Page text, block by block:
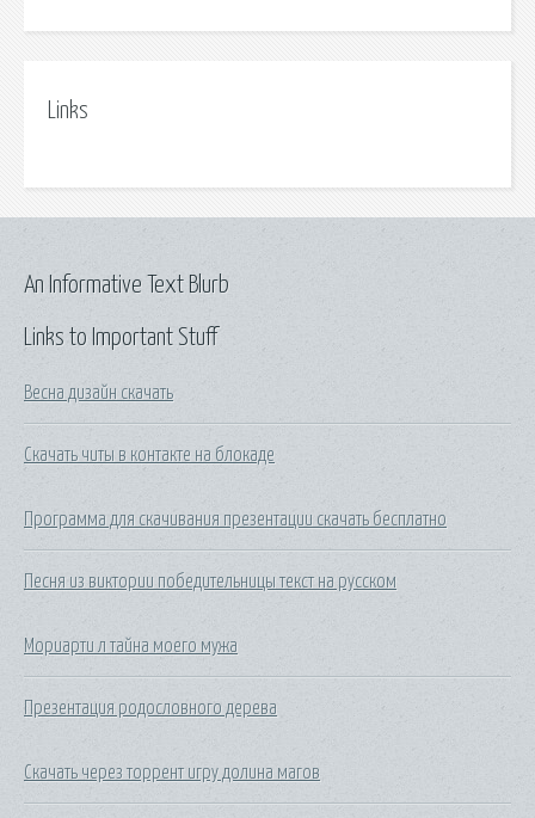
Links
Links to Important Stuff
Весна дизайн скачать
Скачать читы в контакте на блокаде
Программа для скачивания презентации скачать бесплатно
Песня из виктории победительницы текст на русском
Мориарти л тайна моего мужа
Презентация родословного дерева
Скачать через торрент игру долина магов
An Informative Text Blurb